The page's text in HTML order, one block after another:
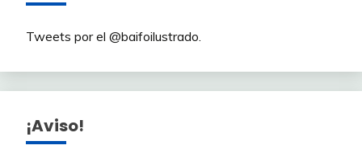
Tweets por el @baifoilustrado.
¡Aviso!